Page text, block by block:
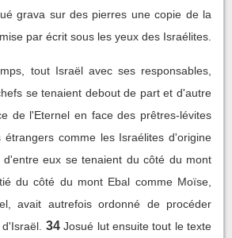
grava sur des pierres une copie de la
par écrit sous les yeux des Israélites.
tout Israël avec ses responsables,
se tenaient debout de part et d'autre
de l'Eternel en face des prêtres-lévites
comme les Israélites d'origine
eux se tenaient du côté du mont
du côté du mont Ebal comme Moïse,
avait autrefois ordonné de procéder
34 Josué lut ensuite tout le texte